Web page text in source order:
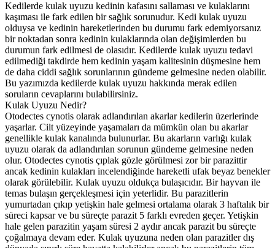
Kedilerde kulak uyuzu kedinin kafasını sallaması ve kulaklarını
kaşıması ile fark edilen bir sağlık sorunudur. Kedi kulak uyuzu
olduysa ve kedinin hareketlerinden bu durumu fark edemiyorsanız
bir noktadan sonra kedinin kulaklarında olan değişimlerden bu
durumun fark edilmesi de olasıdır. Kedilerde kulak uyuzu tedavi
edilmediği takdirde hem kedinin yaşam kalitesinin düşmesine hem
de daha ciddi sağlık sorunlarının gündeme gelmesine neden olabilir.
Bu yazımızda kedilerde kulak uyuzu hakkında merak edilen
soruların cevaplarını bulabilirsiniz.
Kulak Uyuzu Nedir?
Otodectes cynotis olarak adlandırılan akarlar kedilerin üzerlerinde
yaşarlar. Cilt yüzeyinde yaşamaları da mümkün olan bu akarlar
genellikle kulak kanalında bulunurlar. Bu akarların varlığı kulak
uyuzu olarak da adlandırılan sorunun gündeme gelmesine neden
olur. Otodectes cynotis çıplak gözle görülmesi zor bir parazittir
ancak kedinin kulakları incelendiğinde hareketli ufak beyaz benekler
olarak görülebilir. Kulak uyuzu oldukça bulaşıcıdır. Bir hayvan ile
temas bulaşın gerçekleşmesi için yeterlidir. Bu parazitlerin
yumurtadan çıkıp yetişkin hale gelmesi ortalama olarak 3 haftalık bir
süreci kapsar ve bu süreçte parazit 5 farklı evreden geçer. Yetişkin
hale gelen parazitin yaşam süresi 2 aydır ancak parazit bu süreçte
çoğalmaya devam eder. Kulak uyuzuna neden olan parazitler dış